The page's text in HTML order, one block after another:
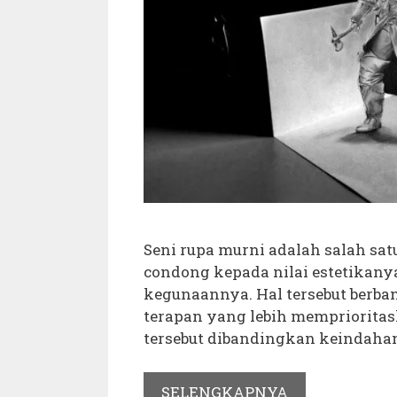
Seni rupa murni adalah salah
condong kepada nilai
kegunaannya. Hal tersebut
terapan yang lebih
tersebut dibandingkan
SELENGKAPNYA